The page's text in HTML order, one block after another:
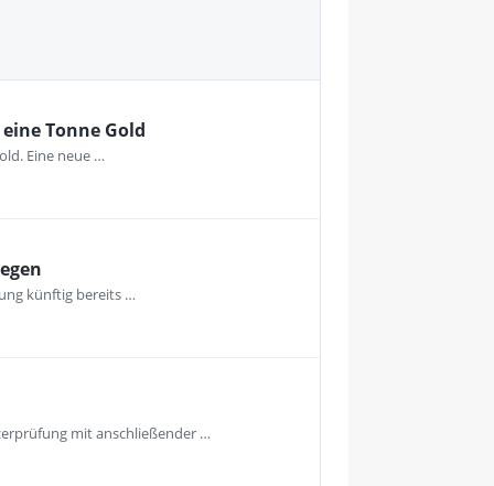
Tonne Gold
Eine neue …
künftig bereits …
mit anschließender …